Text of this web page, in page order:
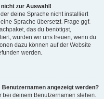
zur Auswahl!
deine Sprache nicht installiert
Sprache übersetzt. Frage ggf.
das du benötigst,
würden wir uns freuen, wenn du
dazu können auf der Website
werden.
angezeigt werden?
bei deinem Benutzernamen stehen.